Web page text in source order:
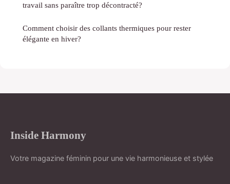
travail sans paraître trop décontracté?
Comment choisir des collants thermiques pour rester
élégante en hiver?
Inside Harmony
Votre magazine féminin pour une vie harmonieuse et stylée